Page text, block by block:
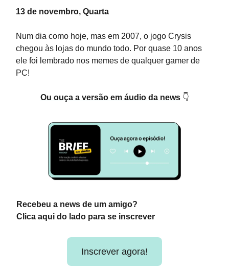
13 de novembro, Quarta
Num dia como hoje, mas em 2007, o jogo Crysis
chegou às lojas do mundo todo. Por quase 10 anos
ele foi lembrado nos memes de qualquer gamer de
PC!
Ou ouça a versão em áudio da news👇
Recebeu a news de um amigo?
Clica aqui do lado para se inscrever
Inscrever agora!